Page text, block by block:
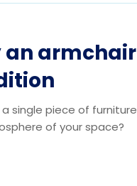
an armchair
single piece of furniture
of your space?